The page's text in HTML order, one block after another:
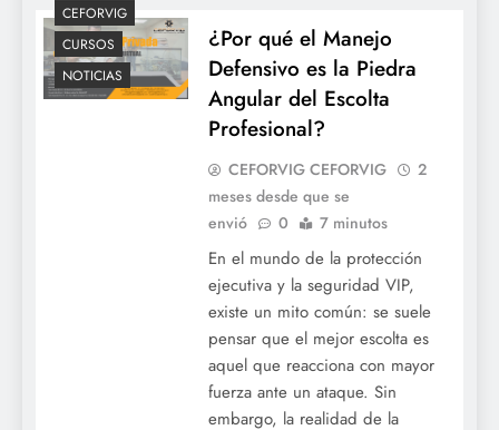
CEFORVIG
CURSOS
NOTICIAS
¿Por qué el Manejo
Defensivo es la Piedra
Angular del Escolta
Profesional?
CEFORVIG CEFORVIG
2
meses desde que se
envió
0 7 minutos
En el mundo de la protección
ejecutiva y la seguridad VIP,
existe un mito común: se suele
pensar que el mejor escolta es
aquel que reacciona con mayor
fuerza ante un ataque. Sin
embargo, la realidad de la